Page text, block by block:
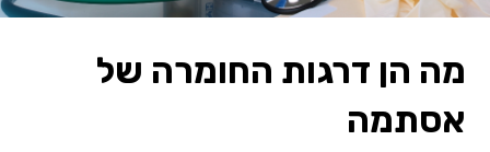
מה הן דרגות החומרה של
אסתמה